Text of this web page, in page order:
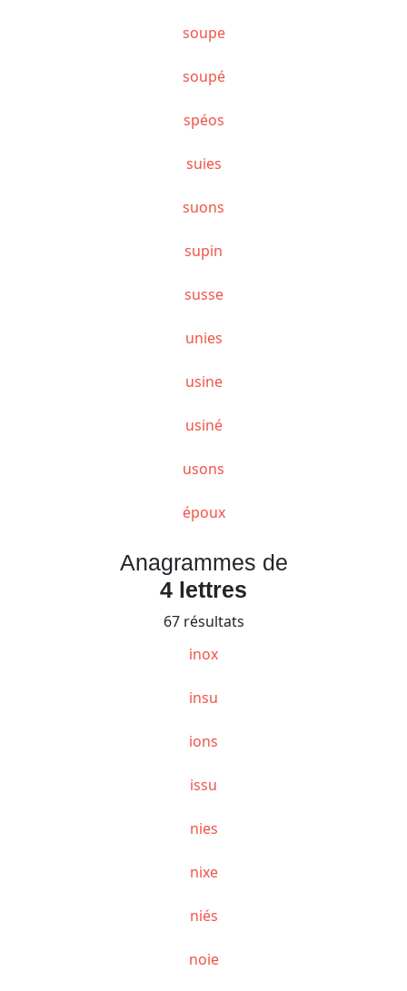
soupe
soupé
spéos
suies
suons
supin
susse
unies
usine
usiné
usons
époux
Anagrammes de
4 lettres
67 résultats
inox
insu
ions
issu
nies
nixe
niés
noie